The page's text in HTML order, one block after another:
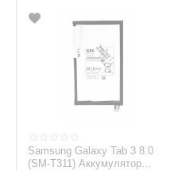
Samsung Galaxy Tab 3 8.0
(SM-T311) Аккумулятор